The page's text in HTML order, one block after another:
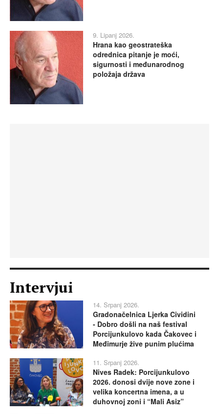
9. Lipanj 2026.
Hrana kao geostrateška
odrednica pitanje je moći,
sigurnosti i međunarodnog
položaja država
Intervjui
14. Srpanj 2026.
Gradonačelnica Ljerka Cividini
- Dobro došli na naš festival
Porcijunkulovo kada Čakovec i
Međimurje žive punim plućima
11. Srpanj 2026.
Nives Radek: Porcijunkulovo
2026. donosi dvije nove zone i
velika koncertna imena, a u
duhovnoj zoni i “Mali Asiz”